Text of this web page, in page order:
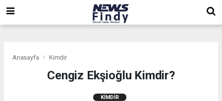
Anasayfa Kimdir
Cengiz Ekşioğlu Kimdir?
KIMDIR